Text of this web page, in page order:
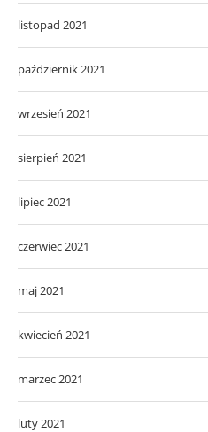
listopad 2021
październik 2021
wrzesień 2021
sierpień 2021
lipiec 2021
czerwiec 2021
maj 2021
kwiecień 2021
marzec 2021
luty 2021